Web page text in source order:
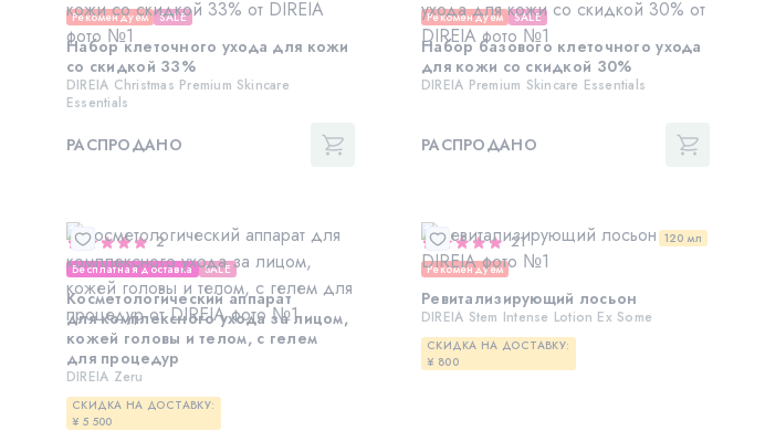
Рекомендуем SALE
Набор клеточного ухода для кожи
со скидкой 33%
DIREIA Christmas Premium Skincare
Essentials
РАСПРОДАНО
Рекомендуем SALE
Набор базового клеточного ухода
для кожи со скидкой 30%
DIREIA Premium Skincare Essentials
РАСПРОДАНО
2
Бесплатная доставка SALE
Косметологический аппарат
для комплексного ухода за лицом,
кожей головы и телом, с гелем
для процедур
DIREIA Zeru
СКИДКА НА ДОСТАВКУ:
¥ 5 500
120 мл
21
Рекомендуем
Ревитализирующий лосьон
DIREIA Stem Intense Lotion Ex Some
СКИДКА НА ДОСТАВКУ:
¥ 800